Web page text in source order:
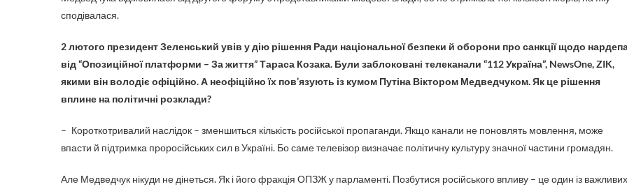
сподівалася.
2 лютого президент Зеленський увів у дію рішення Ради національної безпеки й оборони про санкції щодо
від “Опозицій­ної платформи – За життя” Тараса Козака. Були заблоковані телеканали “112 Україна”, NewsOne, ZIK,
якими він володіє офіційно. А неофіційно їх пов’язують із кумом Путіна Віктором Медведчуком. Як це рішення
вплине на політичні розклади?
– Короткотривалий наслідок – зменшиться кількість російської пропаганди. Якщо канали не поновлять мовлення, може
впасти й підтримка проросійських сил в Україні. Бо саме телевізор визначає політичну культуру значної частини громадян.
Але Медведчук нікуди не дінеться. Як і його фракція ОПЗЖ у парламенті. Позбутися російського впливу – це один із важливих